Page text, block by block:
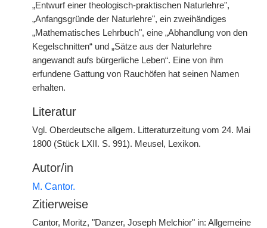
„Entwurf einer theologisch-praktischen Naturlehre",
„Anfangsgründe der Naturlehre", ein zweihändiges
„Mathematisches Lehrbuch", eine „Abhandlung von den
Kegelschnitten“ und „Sätze aus der Naturlehre
angewandt aufs bürgerliche Leben“. Eine von ihm
erfundene Gattung von Rauchöfen hat seinen Namen
erhalten.
Literatur
Vgl. Oberdeutsche allgem. Litteraturzeitung vom 24. Mai
1800 (Stück LXII. S. 991). Meusel, Lexikon.
Autor/in
M. Cantor.
Zitierweise
Cantor, Moritz, "Danzer, Joseph Melchior" in: Allgemeine